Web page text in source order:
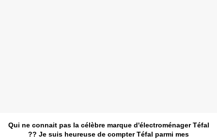
Qui ne connait pas la célèbre marque d'électroménagerTéfal
?? Je suis heureuse de compter Téfal parmi mes